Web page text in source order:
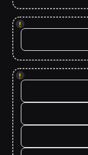
!
!